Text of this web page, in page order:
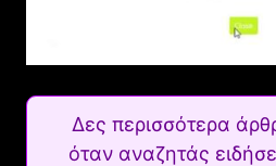
Δες περισσότερα
όταν αναζητάς